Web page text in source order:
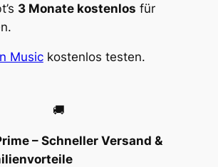
3 Monate kostenlos für
Musickostenlos testen.
🚚
– Schneller Versand &